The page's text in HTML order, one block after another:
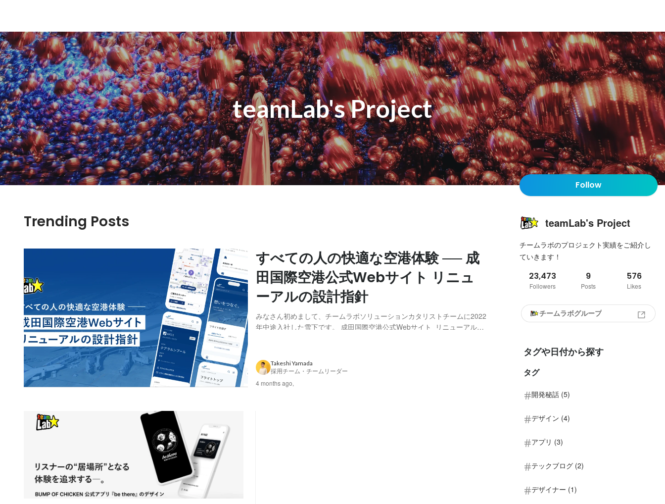
teamLab's Project
Trending Posts
すべての人の快適な空港体験 ── 成
田国際空港公式Webサイト リニュ
ーアルの設計指針
みなさん初めまして、チームラボソリューションカタリストチームに2022
年中途入社した雪下です。 成田国際空港公式Webサイト リニューアルに
験」。 空港という場所は、出発...
Takeshi Yamada
採用チーム・チームリーダー
4 months ago,
Follow
teamLab's Project
チームラボのプロジェクト実績をご紹介し
ていきます！
23,473
Followers
9
Posts
576
Likes
チームラボグループ
タグや日付から探す
タグ
開発秘話 (5)
デザイン (4)
アプリ (3)
テックブログ (2)
デザイナー (1)